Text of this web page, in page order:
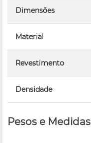
Dimensões
Material
Revestimento
Densidade
Pesos e Medidas